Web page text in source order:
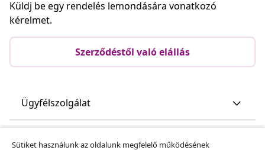
Küldj be egy rendelés lemondására vonatkozó
kérelmet.
Szerződéstől való elállás
Ügyfélszolgálat
Sütiket használunk az oldalunk megfelelő működésének